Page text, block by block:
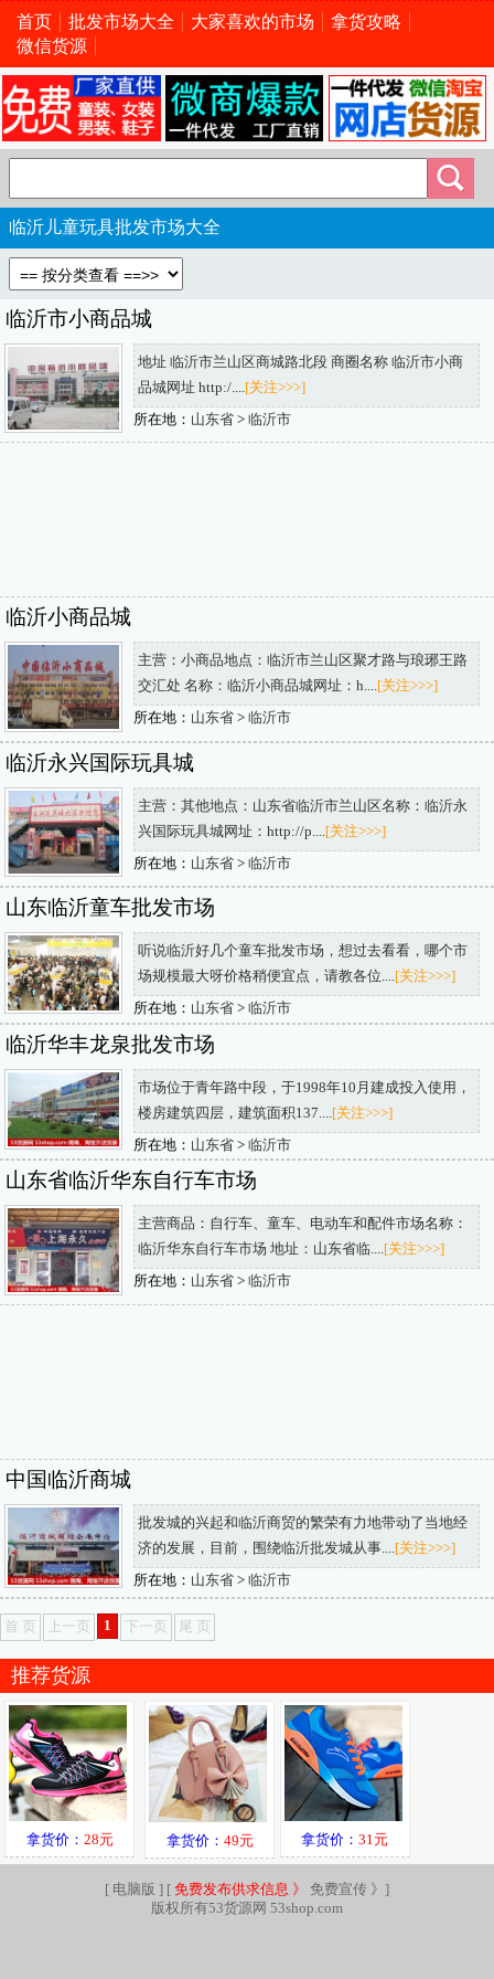
首页 批发市场大全 大家喜欢的市场
拿货攻略
微信货源
临沂儿童玩具批发市场大全
临沂市小商品城
地址 临沂市兰山区商城路北段 商圈名称 临沂市小商
品城网址 http:/.... [关注>>>]
所在地： 山东省> 临沂市
临沂小商品城
主营：小商品地点：临沂市兰山区聚才路与琅琊王路
交汇处 名称：临沂小商品城网址：h....[关注>>>]
所在地： 山东省> 临沂市
临沂永兴国际玩具城
主营：其他地点：山东省临沂市兰山区名称：临沂永
兴国际玩具城网址：http://p.... [关注>>>]
所在地： 山东省> 临沂市
山东临沂童车批发市场
听说临沂好几个童车批发市场，想过去看看，哪个市
场规模最大呀价格稍便宜点，请教各位.... [关注>>>]
所在地： 山东省> 临沂市
临沂华丰龙泉批发市场
市场位于青年路中段，于1998年10月建成投入使用，
楼房建筑四层，建筑面积137.... [关注>>>]
所在地： 山东省> 临沂市
山东省临沂华东自行车市场
主营商品：自行车、童车、电动车和配件市场名称：
临沂华东自行车市场 地址：山东省临....[关注>>>]
所在地： 山东省> 临沂市
中国临沂商城
批发城的兴起和临沂商贸的繁荣有力地带动了当地经
济的发展，目前，围绕临沂批发城从事....[关注>>>]
所在地： 山东省> 临沂市
首 页 上一页 1 下一页 尾 页
推荐货源
拿货价： 28元 拿货价： 49元 拿货价：31元
[ 电脑版 ] [ 免费发布供求信息 》 免费宣传 》 ]
版权所有53货源网 53shop.com